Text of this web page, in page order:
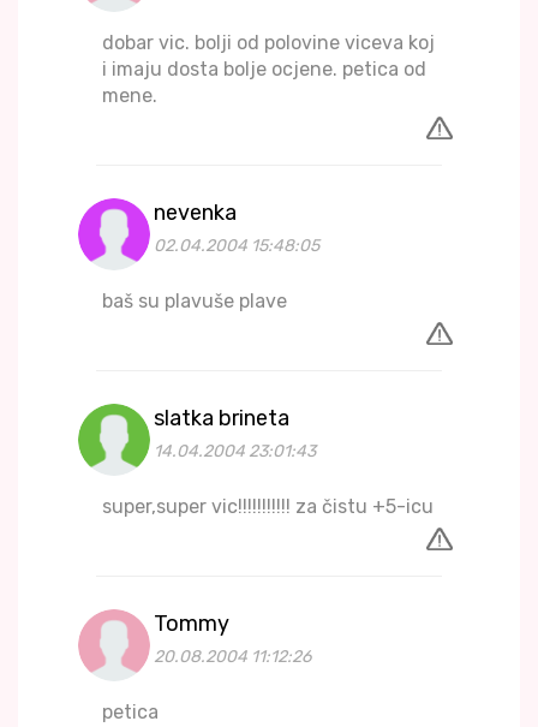
dobar vic. bolji od polovine viceva koj
i imaju dosta bolje ocjene. petica od
mene.
nevenka
02.04.2004 15:48:05
baš su plavuše plave
slatka brineta
14.04.2004 23:01:43
super,super vic!!!!!!!!!!! za čistu +5-icu
Tommy
20.08.2004 11:12:26
petica